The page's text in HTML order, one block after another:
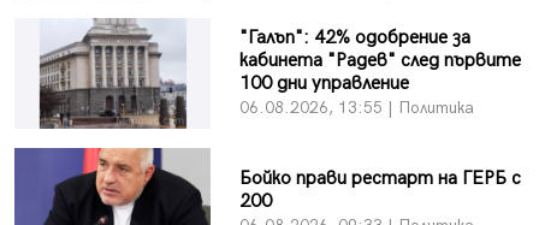
"Галъп": 42% одобрение за
кабинета "Радев" след първите
100 дни управление
06.08.2026, 13:55 | Политика
Бойко прави рестарт на ГЕРБ с
200